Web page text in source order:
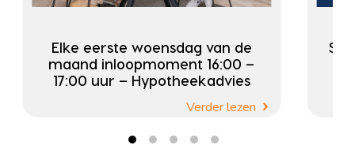
Elke eerste woensdag van de
maand inloopmoment 16:00 –
17:00 uur – Hypotheekadvies
Verder lezen